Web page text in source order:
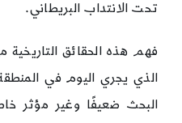
تحت الانتداب البريطاني.
فهم هذه الحقائق التاريخية
الذي يجري اليوم في
البحث ضعيفًا وغير مؤثر